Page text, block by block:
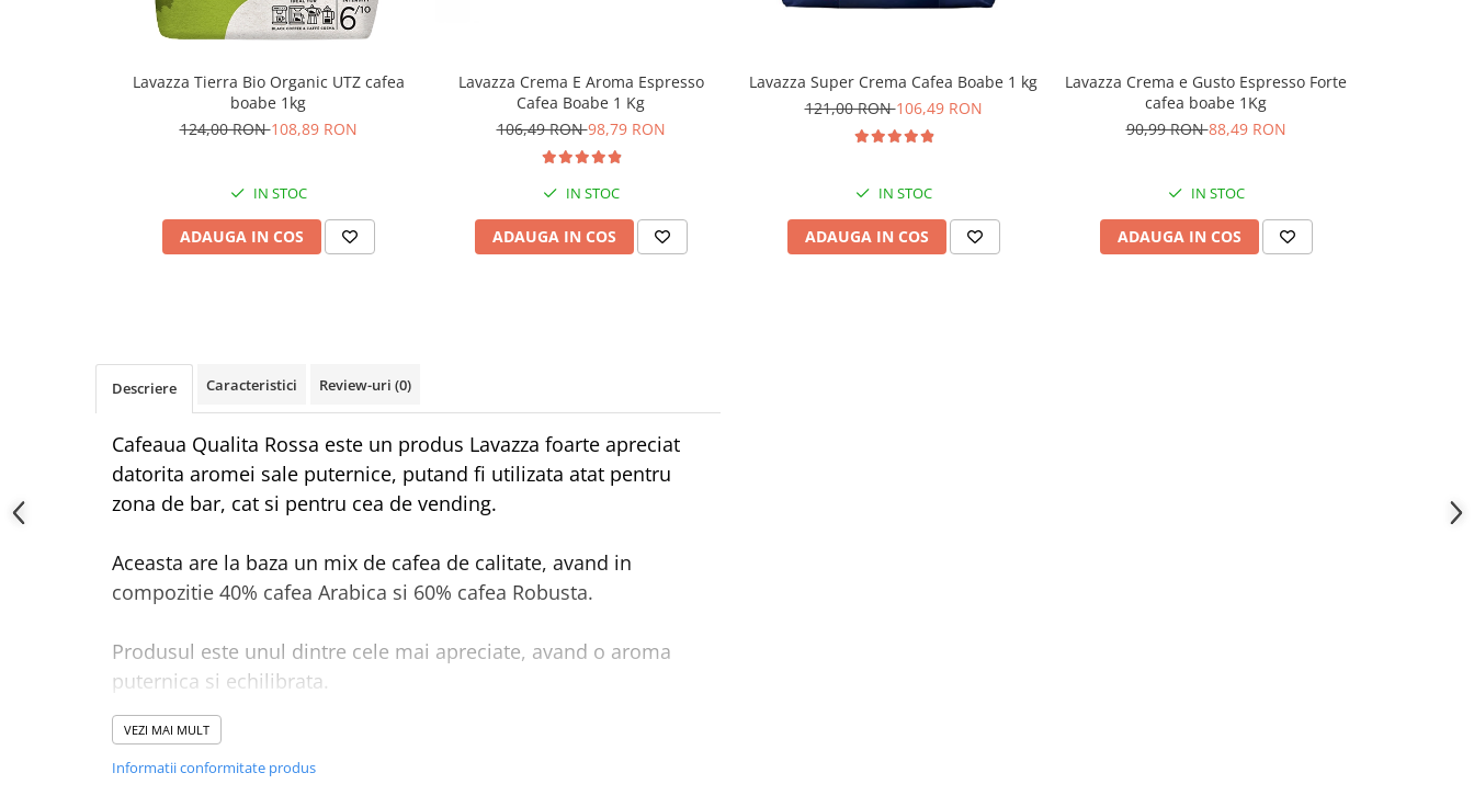
Lavazza Tierra Bio Organic UTZ cafea
boabe 1kg
124,00 RON108,89 RON
IN STOC
ADAUGA IN COS
Lavazza Crema E Aroma Espresso
Cafea Boabe 1 Kg
106,49 RON98,79 RON
IN STOC
ADAUGA IN COS
Lavazza Super Crema Cafea Boabe 1 kg
121,00 RON106,49 RON
IN STOC
ADAUGA IN COS
Lavazza Crema e Gusto Espresso Forte
cafea boabe 1Kg
90,99 RON88,49 RON
IN STOC
ADAUGA IN COS
Descriere Caracteristici Review-uri (0)
Cafeaua Qualita Rossa este un produs Lavazza foarte apreciat
datorita aromei sale puternice, putand fi utilizata atat pentru
zona de bar, cat si pentru cea de vending.
Aceasta are la baza un mix de cafea de calitate, avand in
compozitie 40% cafea Arabica si 60% cafea Robusta.
Produsul este unul dintre cele mai apreciate, avand o aroma
puternica si echilibrata.
Cafeaua boabe Lavazza Qualita Rossa este ambalata in pungi de
1 kg. Un bax contine 6 pungi.
VEZI MAI MULT
Informatii conformitate produs